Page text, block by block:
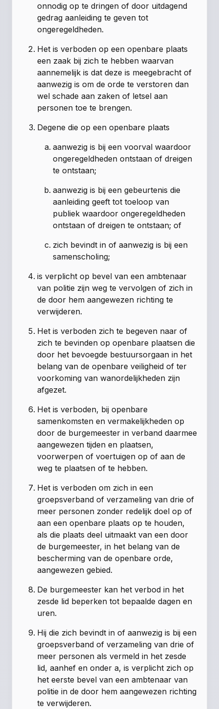
onnodig op te dringen of door uitdagend
gedrag aanleiding te geven tot
ongeregeldheden.
Het is verboden op een openbare plaats
een zaak bij zich te hebben waarvan
aannemelijk is dat deze is meegebracht of
aanwezig is om de orde te verstoren dan
wel schade aan zaken of letsel aan
personen toe te brengen.
Degene die op een openbare plaats
aanwezig is bij een voorval waardoor
ongeregeldheden ontstaan of dreigen
te ontstaan;
aanwezig is bij een gebeurtenis die
aanleiding geeft tot toeloop van
publiek waardoor ongeregeldheden
ontstaan of dreigen te ontstaan; of
zich bevindt in of aanwezig is bij een
samenscholing;
is verplicht op bevel van een ambtenaar
van politie zijn weg te vervolgen of zich in
de door hem aangewezen richting te
verwijderen.
Het is verboden zich te begeven naar of
zich te bevinden op openbare plaatsen die
door het bevoegde bestuursorgaan in het
belang van de openbare veiligheid of ter
voorkoming van wanordelijkheden zijn
afgezet.
Het is verboden, bij openbare
samenkomsten en vermakelijkheden op
door de burgemeester in verband daarmee
aangewezen tijden en plaatsen,
voorwerpen of voertuigen op of aan de
weg te plaatsen of te hebben.
Het is verboden om zich in een
groepsverband of verzameling van drie of
meer personen zonder redelijk doel op of
aan een openbare plaats op te houden,
als die plaats deel uitmaakt van een door
de burgemeester, in het belang van de
bescherming van de openbare orde,
aangewezen gebied.
De burgemeester kan het verbod in het
zesde lid beperken tot bepaalde dagen en
uren.
Hij die zich bevindt in of aanwezig is bij een
groepsverband of verzameling van drie of
meer personen als vermeld in het zesde
lid, aanhef en onder a, is verplicht zich op
het eerste bevel van een ambtenaar van
politie in de door hem aangewezen richting
te verwijderen.